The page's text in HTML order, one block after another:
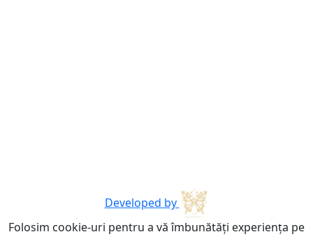
Developed by
Folosim cookie-uri pentru a vă îmbunătăți experiența pe